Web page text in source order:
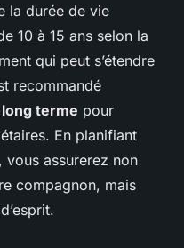
la durée de vie
10 à 15 ans selon la
qui peut s’étendre
recommandé
terme pour
En planifiant
vous assurerez non
compagnon, mais